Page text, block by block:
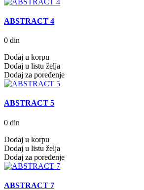
ABSTRACT 4
0 din
Dodaj u korpu
Dodaj u listu želja
Dodaj za poređenje
ABSTRACT 5
0 din
Dodaj u korpu
Dodaj u listu želja
Dodaj za poređenje
ABSTRACT 7